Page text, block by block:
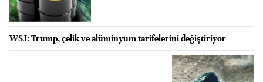
WSJ: Trump, çelik ve alüminyum tarifelerini değiştiriyor